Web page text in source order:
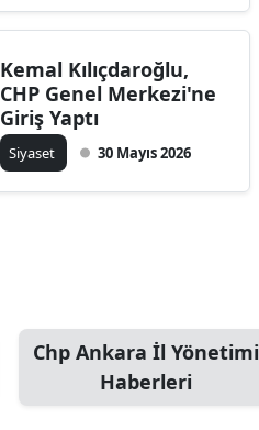
Kemal Kılıçdaroğlu,
CHP Genel Merkezi'ne
Giriş Yaptı
Siyaset 30 Mayıs 2026
Chp Ankara İl Yönetimi
Haberleri